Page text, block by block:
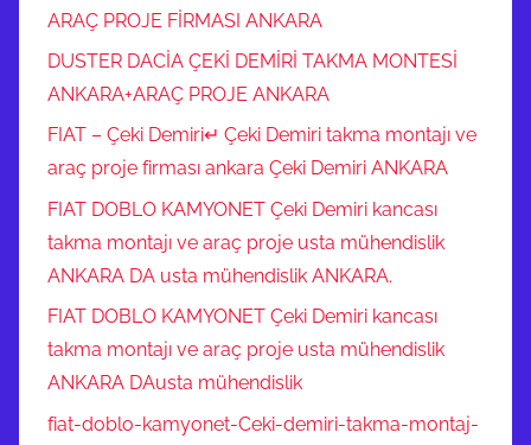
ARAÇ PROJE FİRMASI ANKARA
DUSTER DACİA ÇEKİ DEMİRİ TAKMA MONTESİ
ANKARA+ARAÇ PROJE ANKARA
FIAT – Çeki Demiri↵ Çeki Demiri takma montajı ve
araç proje firması ankara Çeki Demiri ANKARA
FIAT DOBLO KAMYONET Çeki Demiri kancası
takma montajı ve araç proje usta mühendislik
ANKARA DA usta mühendislik ANKARA.
FIAT DOBLO KAMYONET Çeki Demiri kancası
takma montajı ve araç proje usta mühendislik
ANKARA DAusta mühendislik
fiat-doblo-kamyonet-Ceki-demiri-takma-montaj-